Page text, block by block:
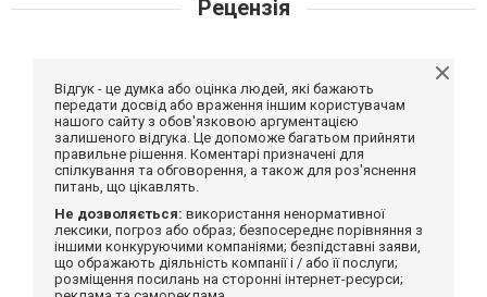
Рецензія
Відгук - це думка або оцінка людей, які бажають
передати досвід або враження іншим користувачам
нашого сайту з обов'язковою аргументацією
залишеного відгука. Це допоможе багатьом прийняти
правильне рішення. Коментарі призначені для
спілкування та обговорення, а також для роз'яснення
питань, що цікавлять.
Не дозволяється: використання ненормативної
лексики, погроз або образ; безпосереднє порівняння з
іншими конкуруючими компаніями; безпідставні заяви,
що ображають діяльність компанії і / або її послуги;
розміщення посилань на сторонні інтернет-ресурси;